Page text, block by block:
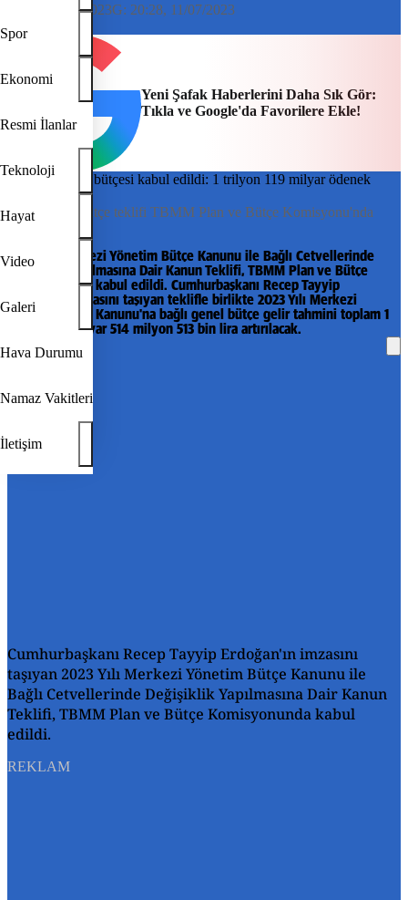
Spor
Ekonomi
Resmi İlanlar
Teknoloji
Hayat
Video
Galeri
Hava Durumu
Namaz Vakitleri
İletişim
20:14, 11/07/2023G: 20:28, 11/07/2023
Yeni Şafak Haberlerini Daha Sık Gör:
Tıkla ve Google'da Favorilere Ekle!
2023 yılı ek bütçe teklifi TBMM Plan ve Bütçe Komisyonu'nda
kabul edildi.
2023 Yılı Merkezi Yönetim Bütçe Kanunu ile Bağlı Cetvellerinde
Değişiklik Yapılmasına Dair Kanun Teklifi, TBMM Plan ve Bütçe
Komisyonunda kabul edildi. Cumhurbaşkanı Recep Tayyip
Erdoğan'ın imzasını taşıyan teklifle birlikte 2023 Yılı Merkezi
Yönetim Bütçe Kanunu'na bağlı genel bütçe gelir tahmini toplam 1
trilyon 119 milyar 514 milyon 513 bin lira artırılacak.
Cumhurbaşkanı Recep Tayyip Erdoğan'ın imzasını
taşıyan 2023 Yılı Merkezi Yönetim Bütçe Kanunu ile
Bağlı Cetvellerinde Değişiklik Yapılmasına Dair Kanun
Teklifi, TBMM Plan ve Bütçe Komisyonunda kabul
edildi.
REKLAM